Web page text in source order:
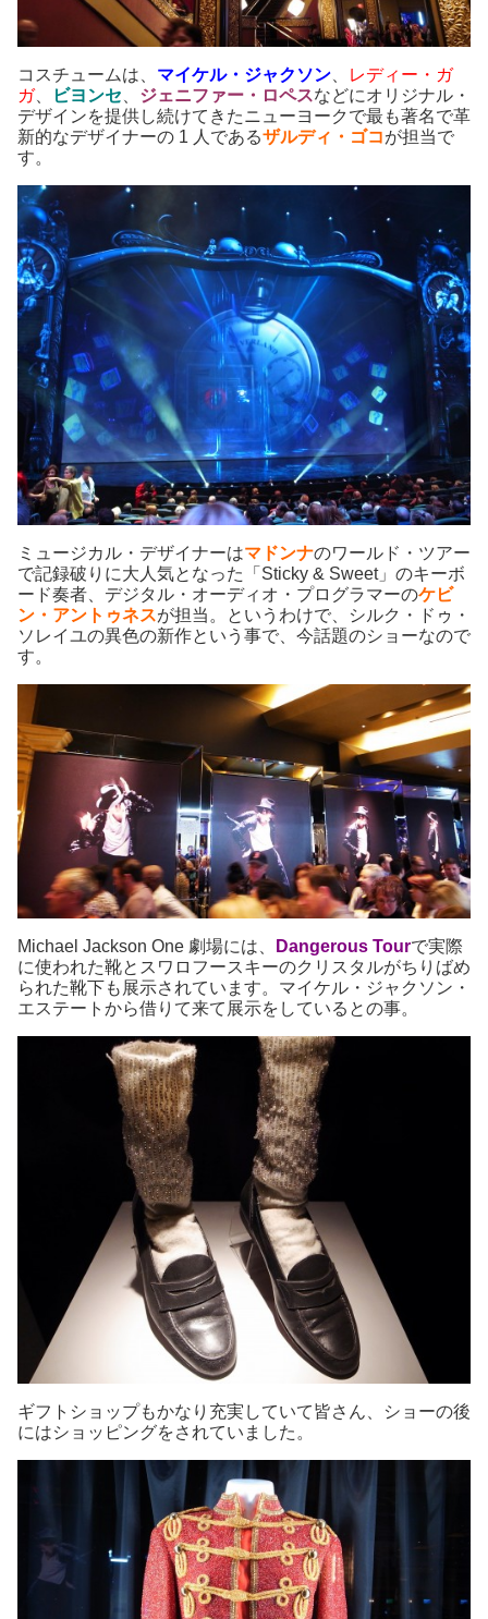
コスチュームは、 マイケル・ジャクソン
レディー・ガ
ガ、 ビヨンセ ジェニファー・ロペスなどにオリジナル・
デザインを提供し続けてきたニューヨークで最も著名で革
新的なデザイナーの 1 人であるザルディ・ゴコが担当で
す。
ミュージカル・デザイナーはマドンナのワールド・ツアー
で記録破りに大人気となった「Sticky & Sweet」のキーボ
ード奏者、デジタル・オーディオ・プログラマーのケビ
ン・アントゥネスが担当。というわけで、シルク・ドゥ・
ソレイユの異色の新作という事で、今話題のショーなので
す。
Michael Jackson One 劇場には、 Dangerous Tourで実際
に使われた靴とスワロフースキーのクリスタルがちりばめ
られた靴下も展示されています。マイケル・ジャクソン・
エステートから借りて来て展示をしているとの事。
ギフトショップもかなり充実していて皆さん、ショーの後
にはショッピングをされていました。